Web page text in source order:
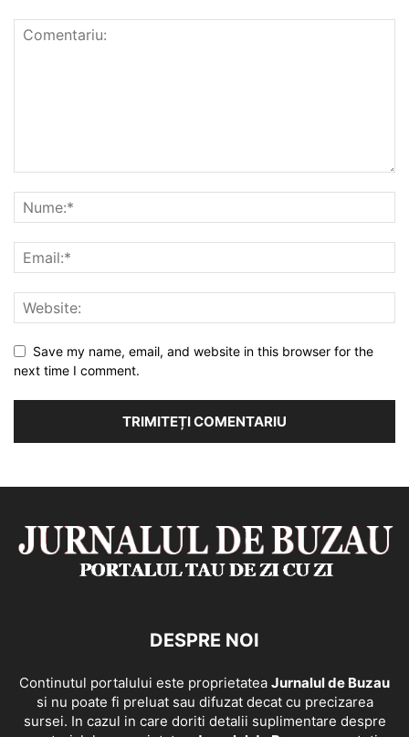
Save my name, email, and website in this browser for the
next time I comment.
DESPRE NOI
Continutul portalului este proprietatea Jurnalul de Buzau
si nu poate fi preluat sau difuzat decat cu precizarea
sursei. In cazul in care doriti detalii suplimentare despre